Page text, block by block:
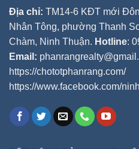
Địa chỉ: TM14-6 KĐT mới
Nhân Tông, phường Thanh
Chàm, Ninh Thuận. Hotline:
Email:
https://chototphanrang.com/
https://www.facebook.com/